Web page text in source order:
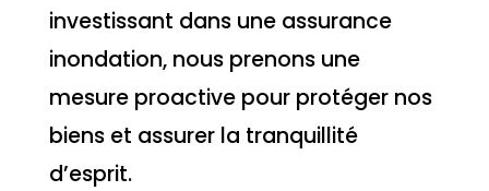
investissant dans une assurance
inondation, nous prenons une
mesure proactive pour protéger nos
biens et assurer la tranquillité
d’esprit.